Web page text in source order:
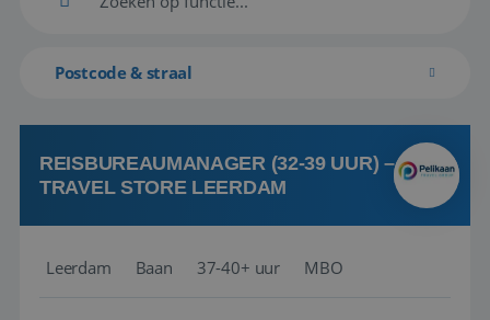
Postcode & straal
REISBUREAUMANAGER (32-39 UUR) –
TRAVEL STORE LEERDAM
Leerdam Baan 37-40+ uur MBO